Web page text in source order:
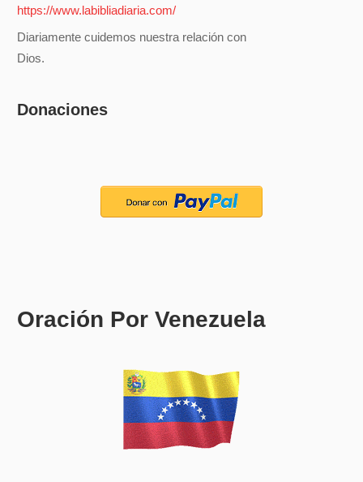
Diariamente cuidemos nuestra relación con
Dios.
Donaciones
Oración Por Venezuela